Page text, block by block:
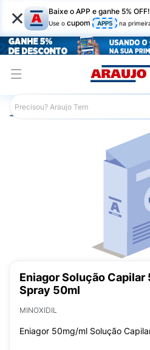
× Baixe o APP e ganhe 5% OFF!
Use o cupom APP5 na
Araujo Medicamentos
Eniagor Solução Capilar
Spray 50ml
MINOXIDIL
Eniagor 50mg/ml Solução